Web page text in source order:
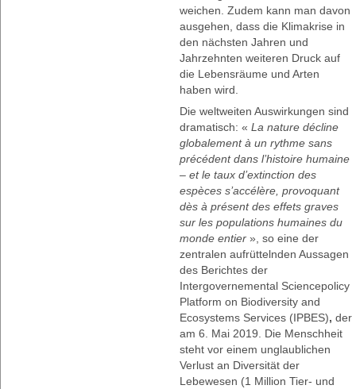
weichen. Zudem kann man davon
ausgehen, dass die Klimakrise in
den nächsten Jahren und
Jahrzehnten weiteren Druck auf
die Lebensräume und Arten
haben wird.
Die weltweiten Auswirkungen sind
dramatisch: « La nature décline
globalement à un rythme sans
précédent dans l’histoire humaine
– et le taux d’extinction des
espèces s’accélère, provoquant
dès à présent des effets graves
sur les populations humaines du
monde entier », so eine der
zentralen aufrüttelnden Aussagen
des Berichtes der
Intergovernemental Sciencepolicy
Platform on Biodiversity and
Ecosystems Services (IPBES), der
am 6. Mai 2019. Die Menschheit
steht vor einem unglaublichen
Verlust an Diversität der
Lebewesen (1 Million Tier- und